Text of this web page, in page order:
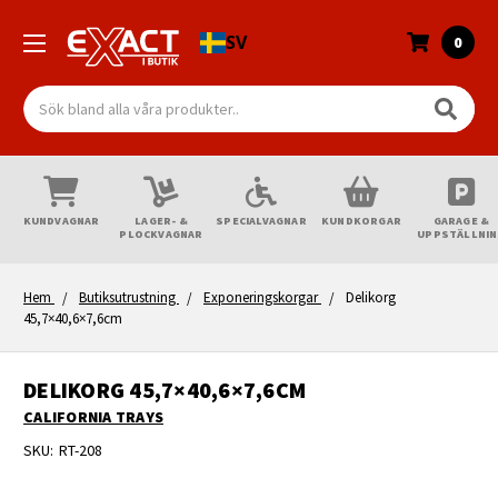
SV
Sök
0
KUNDVAGNAR
LAGER- &
PLOCKVAGNAR
SPECIALVAGNAR KUNDKORGAR
GARAGE &
Hem Butiksutrustning Exponeringskorgar
Delikorg
45,7×40,6×7,6cm
DELIKORG 45,7×40,6×7,6CM
CALIFORNIA TRAYS
SKU: RT-208